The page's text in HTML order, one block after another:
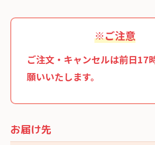
※ご注意
ご注文・キャンセルは前日17
願いいたします。
お届け先